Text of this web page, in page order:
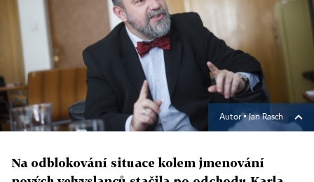
Autor ▪Jan Rasch
Na odblokování situace kolem jmenování